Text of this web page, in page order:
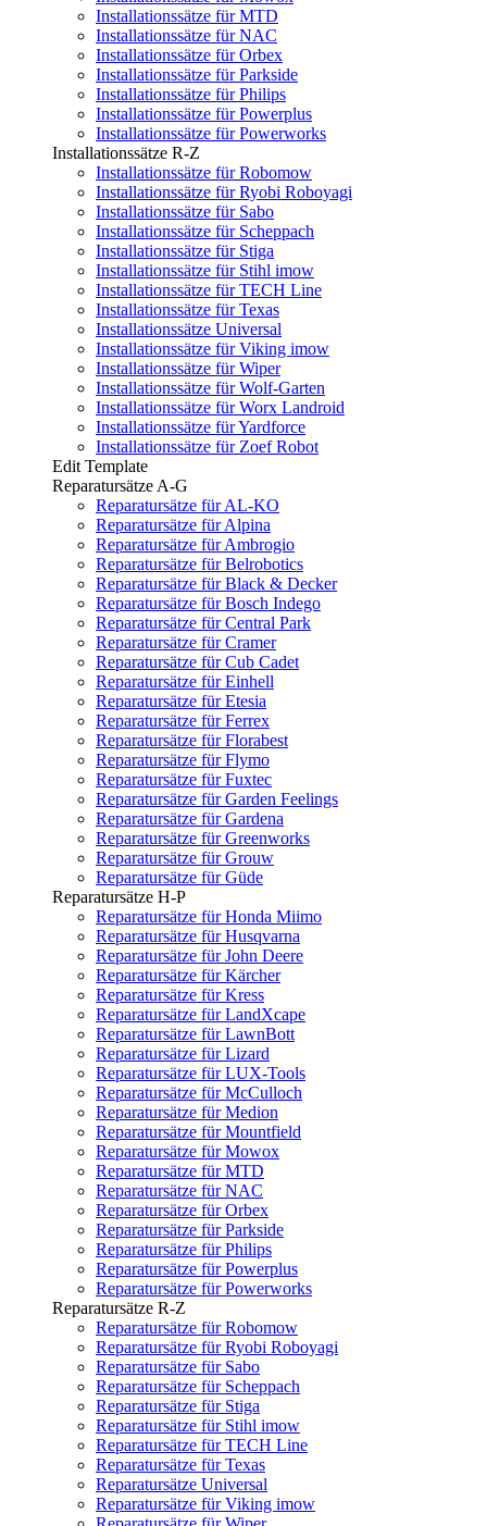
Installationssätze für MTD
Installationssätze für NAC
Installationssätze für Orbex
Installationssätze für Parkside
Installationssätze für Philips
Installationssätze für Powerplus
Installationssätze für Powerworks
Installationssätze R-Z
Installationssätze für Robomow
Installationssätze für Ryobi Roboyagi
Installationssätze für Sabo
Installationssätze für Scheppach
Installationssätze für Stiga
Installationssätze für Stihl imow
Installationssätze für TECH Line
Installationssätze für Texas
Installationssätze Universal
Installationssätze für Viking imow
Installationssätze für Wiper
Installationssätze für Wolf-Garten
Installationssätze für Worx Landroid
Installationssätze für Yardforce
Installationssätze für Zoef Robot
Edit Template
Reparatursätze A-G
Reparatursätze für AL-KO
Reparatursätze für Alpina
Reparatursätze für Ambrogio
Reparatursätze für Belrobotics
Reparatursätze für Black & Decker
Reparatursätze für Bosch Indego
Reparatursätze für Central Park
Reparatursätze für Cramer
Reparatursätze für Cub Cadet
Reparatursätze für Einhell
Reparatursätze für Etesia
Reparatursätze für Ferrex
Reparatursätze für Florabest
Reparatursätze für Flymo
Reparatursätze für Fuxtec
Reparatursätze für Garden Feelings
Reparatursätze für Gardena
Reparatursätze für Greenworks
Reparatursätze für Grouw
Reparatursätze für Güde
Reparatursätze H-P
Reparatursätze für Honda Miimo
Reparatursätze für Husqvarna
Reparatursätze für John Deere
Reparatursätze für Kärcher
Reparatursätze für Kress
Reparatursätze für LandXcape
Reparatursätze für LawnBott
Reparatursätze für Lizard
Reparatursätze für LUX-Tools
Reparatursätze für McCulloch
Reparatursätze für Medion
Reparatursätze für Mountfield
Reparatursätze für Mowox
Reparatursätze für MTD
Reparatursätze für NAC
Reparatursätze für Orbex
Reparatursätze für Parkside
Reparatursätze für Philips
Reparatursätze für Powerplus
Reparatursätze für Powerworks
Reparatursätze R-Z
Reparatursätze für Robomow
Reparatursätze für Ryobi Roboyagi
Reparatursätze für Sabo
Reparatursätze für Scheppach
Reparatursätze für Stiga
Reparatursätze für Stihl imow
Reparatursätze für TECH Line
Reparatursätze für Texas
Reparatursätze Universal
Reparatursätze für Viking imow